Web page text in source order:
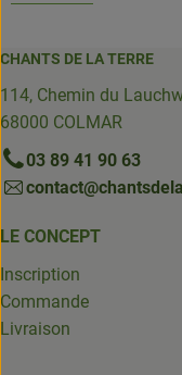
CHANTS DE LA TERRE
114, Chemin du
68000 COLMAR
03 89 41 90 63
LE CONCEPT
Inscription
Commande
Livraison